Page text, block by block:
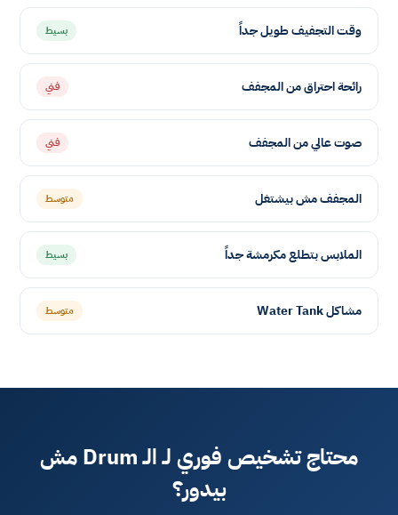
وقت التجفيف طويل جداً بسيط
رائحة احتراق من المجفف فني
صوت عالي من المجفف فني
المجفف مش بيشتغل متوسط
الملابس بتطلع مكرمشة جداً بسيط
مشاكل Water Tank متوسط
محتاج تشخيص فوري لـ الـ Drum مش
بيدور؟